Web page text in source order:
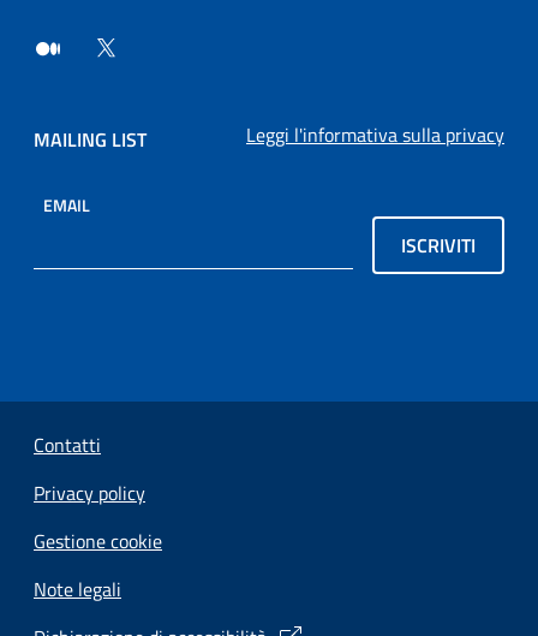
MAILING LIST Leggi l'informativa sulla privacy
EMAIL
ISCRIVITI
Sezione Link Utili
Contatti
Privacy policy
Gestione cookie
Note legali